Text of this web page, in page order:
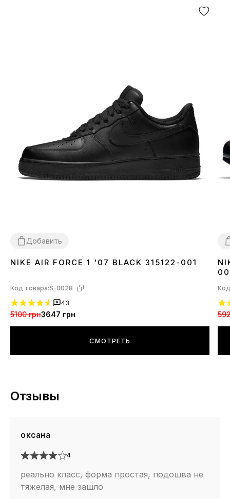
Добавить
3637 38 39 40414243 44 45 46
NIKE AIR FORCE 1 '07 BLACK 315122-001
Код товара:S-0028
43
5100 грн3647 грн
СМОТРЕТЬ
Отзывы
оксана
4
реально класс, форма простая, подошва не
тяжелая, мне зашло